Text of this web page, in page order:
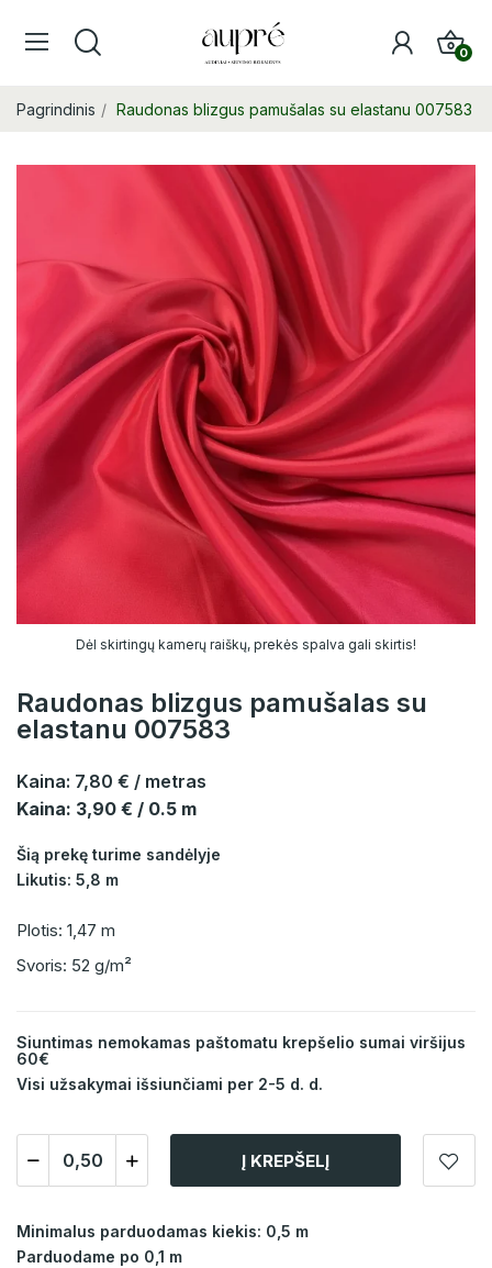
0
Pagrindinis Raudonas blizgus pamušalas su elastanu 007583
Dėl skirtingų kamerų raiškų, prekės spalva gali skirtis!
Raudonas blizgus pamušalas su
elastanu 007583
Kaina: 7,80 € / metras
Kaina: 3,90 € / 0.5 m
Šią prekę turime sandėlyje
Likutis: 5,8 m
Plotis: 1,47 m
Svoris: 52 g/m²
Siuntimas nemokamas paštomatu krepšelio sumai viršijus
60€
Visi užsakymai išsiunčiami per 2-5 d. d.
Į KREPŠELĮ
Minimalus parduodamas kiekis: 0,5 m
Parduodame po 0,1 m